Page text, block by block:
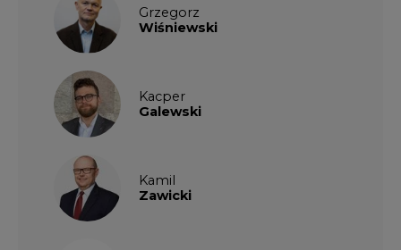
Grzegorz
Wiśniewski
Kacper
Galewski
Kamil
Zawicki